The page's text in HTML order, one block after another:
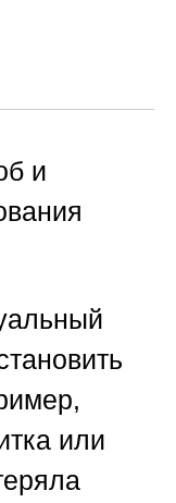
и
или